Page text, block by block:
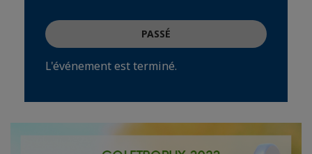
PASSÉ
L'événement est terminé.